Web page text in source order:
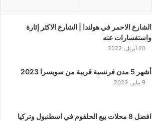
الشارع الاحمر في هولندا | الشارع الاكثر إثارة
واستفسارات عنه
20 أبريل، 2022
أشهر 5 مدن فرنسية قريبة من سويسرا 2023
9 يناير، 2023
افضل 8 محلات بيع الحلقوم في اسطنبول وتركيا